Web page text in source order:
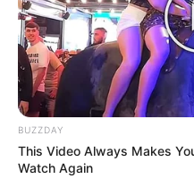
BUZZDAY
This Video Always Makes
Watch Again